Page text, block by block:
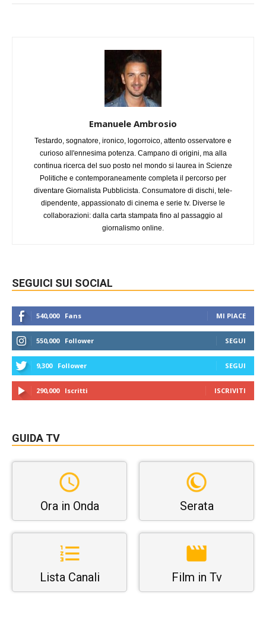
Emanuele Ambrosio
Testardo, sognatore, ironico, logorroico, attento osservatore e
curioso all'ennesima potenza. Campano di origini, ma alla
continua ricerca del suo posto nel mondo si laurea in Scienze
Politiche e contemporaneamente completa il percorso per
diventare Giornalista Pubblicista. Consumatore di dischi, tele-
dipendente, appassionato di cinema e serie tv. Diverse le
collaborazioni: dalla carta stampata fino al passaggio al
giornalismo online.
SEGUICI SUI SOCIAL
540,000 Fans MI PIACE
550,000 Follower SEGUI
9,300 Follower SEGUI
290,000 Iscritti ISCRIVITI
GUIDA TV
Ora in Onda Serata
Lista Canali Film in Tv